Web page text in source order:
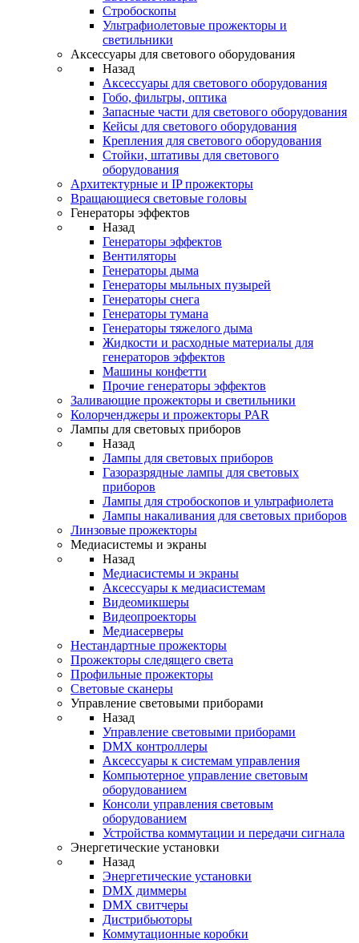
Стробоскопы
Ультрафиолетовые прожекторы и
светильники
Аксессуары для светового оборудования
Назад
Аксессуары для светового оборудования
Гобо, фильтры, оптика
Запасные части для светового оборудования
Кейсы для светового оборудования
Крепления для светового оборудования
Стойки, штативы для светового
оборудования
Архитектурные и IP прожекторы
Вращающиеся световые головы
Генераторы эффектов
Назад
Генераторы эффектов
Вентиляторы
Генераторы дыма
Генераторы мыльных пузырей
Генераторы снега
Генераторы тумана
Генераторы тяжелого дыма
Жидкости и расходные материалы для
генераторов эффектов
Машины конфетти
Прочие генераторы эффектов
Заливающие прожекторы и светильники
Колорченджеры и прожекторы PAR
Лампы для световых приборов
Назад
Лампы для световых приборов
Газоразрядные лампы для световых
приборов
Лампы для стробоскопов и ультрафиолета
Лампы накаливания для световых приборов
Линзовые прожекторы
Медиасистемы и экраны
Назад
Медиасистемы и экраны
Аксессуары к медиасистемам
Видеомикшеры
Видеопроекторы
Медиасерверы
Нестандартные прожекторы
Прожекторы следящего света
Профильные прожекторы
Световые сканеры
Управление световыми приборами
Назад
Управление световыми приборами
DMX контроллеры
Аксессуары к системам управления
Компьютерное управление световым
оборудованием
Консоли управления световым
оборудованием
Устройства коммутации и передачи сигнала
Энергетические установки
Назад
Энергетические установки
DMX диммеры
DMX свитчеры
Дистрибьюторы
Коммутационные коробки